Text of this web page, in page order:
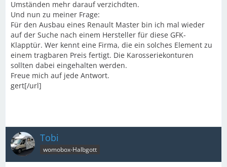
Umständen mehr darauf verzichdten.
Und nun zu meiner Frage:
Für den Ausbau eines Renault Master bin ich mal wieder
auf der Suche nach einem Hersteller für diese GFK-
Klapptür. Wer kennt eine Firma, die ein solches Element zu
einem tragbaren Preis fertigt. Die Karosseriekonturen
sollten dabei eingehalten werden.
Freue mich auf jede Antwort.
gert[/url]
Tobi
womobox-Halbgott